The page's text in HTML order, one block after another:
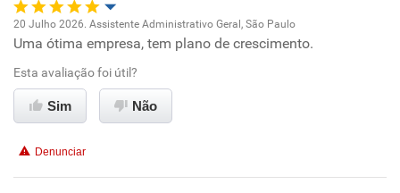
Recomenda a diretoria
Oportunidade de promoção
Ambiente de trabalho
Benefícios
20 Julho 2026. Assistente Administrativo Geral, São Paulo
Uma ótima empresa, tem plano de crescimento.
Esta avaliação foi útil?
Sim Não
Denunciar